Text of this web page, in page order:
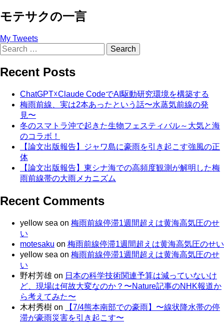
モテサクの一言
My Tweets
Search
for:
Recent Posts
ChatGPT☓Claude CodeでAI駆動研究環境を構築する
梅雨前線、実は2本あったという話〜水蒸気前線の発
見〜
冬のスマトラ沖で起きた生物フェスティバル～大気と海
のコラボ！
【論文出版報告】ジャワ島に豪雨を引き起こす強風の正
体
【論文出版報告】東シナ海での高頻度観測が解明した梅
雨前線帯の大雨メカニズム
Recent Comments
yellow sea on 梅雨前線停滞1週間超えは黄海高気圧のせ
い
motesaku on 梅雨前線停滞1週間超えは黄海高気圧のせい
yellow sea on 梅雨前線停滞1週間超えは黄海高気圧のせ
い
野村芳雄 on 日本の科学技術関連予算は減っていないけ
ど、現場は何故大変なのか？〜Nature記事のNHK報道か
ら考えてみた〜
木村秀樹 on
【7/4熊本南部での豪雨】〜線状降水帯の停
滞が豪雨災害を引き起こす〜